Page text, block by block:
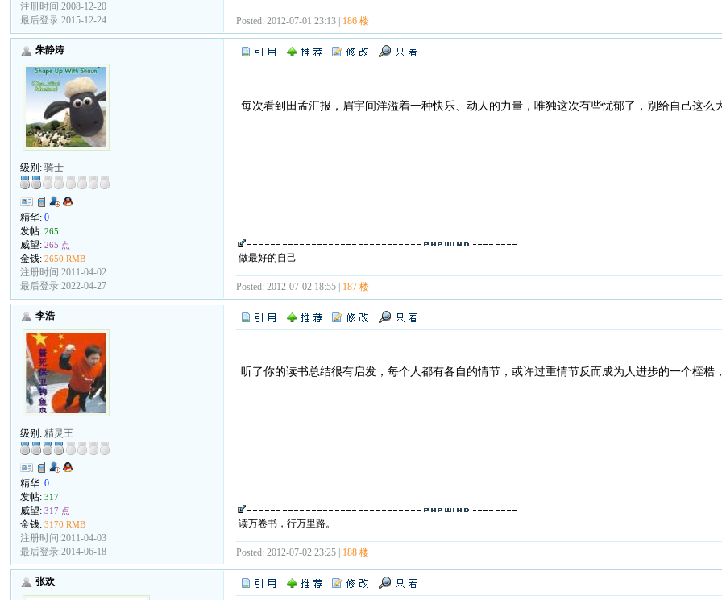
注册时间:2008-12-20
最后登录:2015-12-24
Posted: 2012-07-01 23:13 | 186 楼
朱静涛
级别:骑士
精华:0
发帖:265
威望:265 点
金钱:2650 RMB
注册时间:2011-04-02
最后登录:2022-04-27
每次看到田孟汇报，眉宇间洋溢着一种快乐、动人的力量，唯独这次有些忧郁了，别给自己这么
做最好的自己
Posted: 2012-07-02 18:55 | 187 楼
李浩
级别:精灵王
精华:0
发帖:317
威望:317 点
金钱:3170 RMB
注册时间:2011-04-03
最后登录:2014-06-18
听了你的读书总结很有启发，每个人都有各自的情节，或许过重情节反而成为人进步的一个桎梏
读万卷书，行万里路。
Posted: 2012-07-02 23:25 | 188 楼
张欢